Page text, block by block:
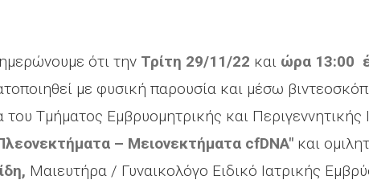
ότι την Τρίτη 29/11/22 και ώρα 13:00
με φυσική παρουσία και μέσω
του Τμήματος Εμβρυομητρικής και Περιγεννητικής
– Μειονεκτήματα cfDNA" και
Μαιευτήρα / Γυναικολόγο Ειδικό Ιατρικής